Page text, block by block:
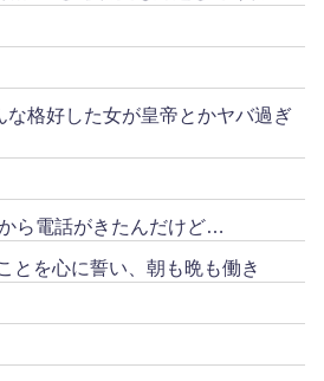
な格好した女が皇帝とかヤバ過ぎ
ら電話がきたんだけど…
とを心に誓い、朝も晩も働き